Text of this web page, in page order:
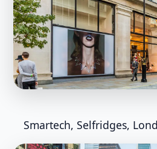
Smartech, Selfridges,